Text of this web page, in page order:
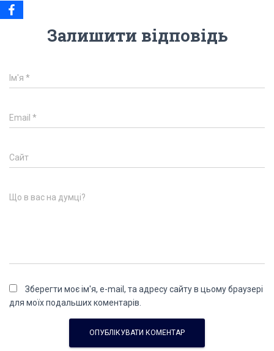
Залишити відповідь
Ім'я *
Email *
Сайт
Що в вас на думці?
Зберегти моє ім'я, e-mail, та адресу сайту в цьому браузері
для моїх подальших коментарів.